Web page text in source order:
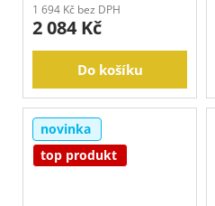
1 694 Kč bez DPH
2 084 Kč
Do košíku
novinka
top produkt